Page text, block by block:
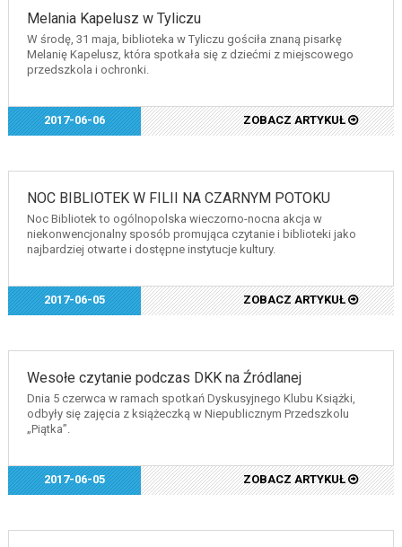
Melania Kapelusz w Tyliczu
W środę, 31 maja, biblioteka w Tyliczu gościła znaną pisarkę
Melanię Kapelusz, która spotkała się z dziećmi z miejscowego
przedszkola i ochronki.
2017-06-06 ZOBACZ ARTYKUŁ
NOC BIBLIOTEK W FILII NA CZARNYM POTOKU
Noc Bibliotek to ogólnopolska wieczorno-nocna akcja w
niekonwencjonalny sposób promująca czytanie i biblioteki jako
najbardziej otwarte i dostępne instytucje kultury.
2017-06-05 ZOBACZ ARTYKUŁ
Wesołe czytanie podczas DKK na Źródlanej
Dnia 5 czerwca w ramach spotkań Dyskusyjnego Klubu Książki,
odbyły się zajęcia z książeczką w Niepublicznym Przedszkolu
„Piątka”.
2017-06-05 ZOBACZ ARTYKUŁ